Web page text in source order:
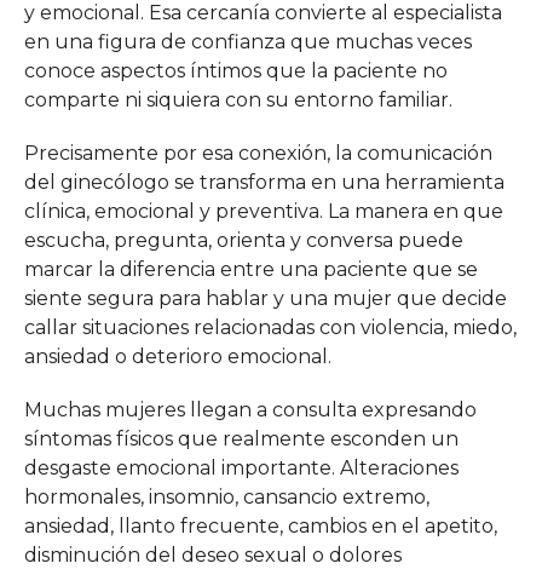
y emocional. Esa cercanía convierte al especialista
en una figura de confianza que muchas veces
conoce aspectos íntimos que la paciente no
comparte ni siquiera con su entorno familiar.
Precisamente por esa conexión, la comunicación
del ginecólogo se transforma en una herramienta
clínica, emocional y preventiva. La manera en que
escucha, pregunta, orienta y conversa puede
marcar la diferencia entre una paciente que se
siente segura para hablar y una mujer que decide
callar situaciones relacionadas con violencia, miedo,
ansiedad o deterioro emocional.
Muchas mujeres llegan a consulta expresando
síntomas físicos que realmente esconden un
desgaste emocional importante. Alteraciones
hormonales, insomnio, cansancio extremo,
ansiedad, llanto frecuente, cambios en el apetito,
disminución del deseo sexual o dolores